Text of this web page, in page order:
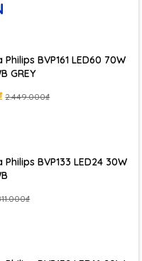
trình xây dựng
ngoài trời rộng
Philips BVP161 LED60 70W
GREY
2.449.000₫
Philips BVP133 LED24 30W